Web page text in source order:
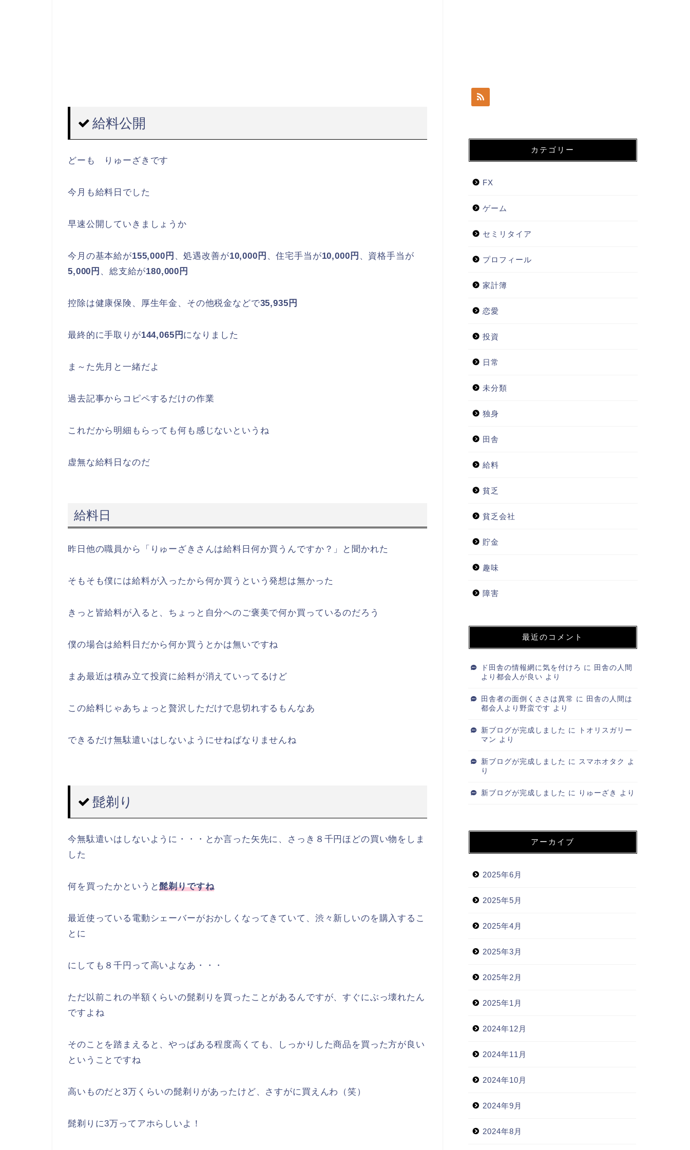
給料公開
どーも りゅーざきです
今月も給料日でした
早速公開していきましょうか
今月の基本給が155,000円 、処遇改善が10,000円 、住宅手当が10,000円 、資格手当が
5,000円 、総支給が180,000 円
控除は健康保険、厚生年金、その他税金などで35,935円
最終的に手取りが144,065円 になりました
ま～た先月と一緒だよ
過去記事からコピペするだけの作業
これだから明細もらっても何も感じないというね
虚無な給料日なのだ
給料日
昨日他の職員から「りゅーざきさんは給料日何か買うんですか？」と聞かれた
そもそも僕には給料が入ったから何か買うという発想は無かった
きっと皆給料が入ると、ちょっと自分へのご褒美で何か買っているのだろう
僕の場合は給料日だから何か買うとかは無いですね
まあ最近は積み立て投資に給料が消えていってるけど
この給料じゃあちょっと贅沢しただけで息切れするもんなあ
できるだけ無駄遣いはしないようにせねばなりませんね
髭剃り
今無駄遣いはしないように・・・とか言った矢先に、さっき８千円ほどの買い物をしま
した
何を買ったかというと髭剃りですね
最近使っている電動シェーバーがおかしくなってきていて、渋々新しいのを購入するこ
とに
にしても８千円って高いよなあ・・・
ただ以前これの半額くらいの髭剃りを買ったことがあるんですが、すぐにぶっ壊れたん
ですよね
そのことを踏まえると、やっぱある程度高くても、しっかりした商品を買った方が良い
ということですね
高いものだと3万くらいの髭剃りがあったけど、さすがに買えんわ（笑）
髭剃りに3万ってアホらしいよ！
カテゴリー
FX
ゲーム
セミリタイア
プロフィール
家計簿
恋愛
投資
日常
未分類
独身
田舎
給料
貧乏
貧乏会社
貯金
趣味
障害
最近のコメント
ド田舎の情報網に気を付けろ に 田舎の人間
より都会人が良い より
田舎者の面倒くささは異常 に 田舎の人間は
都会人より野蛮です より
新ブログが完成しました に
トオリスガリー
マン より
新ブログが完成しました に スマホオタク よ
り
新ブログが完成しました に りゅーざき より
アーカイブ
2025年6月
2025年5月
2025年4月
2025年3月
2025年2月
2025年1月
2024年12月
2024年11月
2024年10月
2024年9月
2024年8月